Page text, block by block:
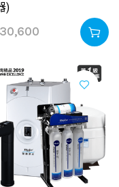
)
30,600